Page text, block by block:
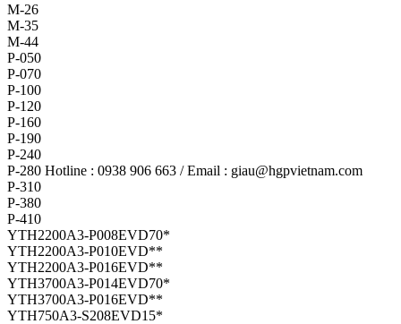
M-26
M-35
M-44
P-050
P-070
P-100
P-120
P-160
P-190
P-240
P-280 Hotline : 0938 906 663 / Email : giau@hgpvietnam.com
P-310
P-380
P-410
YTH2200A3-P008EVD70*
YTH2200A3-P010EVD**
YTH2200A3-P016EVD**
YTH3700A3-P014EVD70*
YTH3700A3-P016EVD**
YTH750A3-S208EVD15*